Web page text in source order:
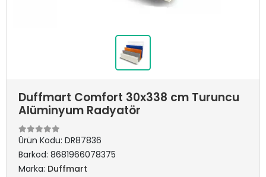
Duffmart Comfort 30x338 cm Turuncu
Alüminyum Radyatör
Ürün Kodu: DR87836
Barkod: 8681966078375
Marka: Duffmart